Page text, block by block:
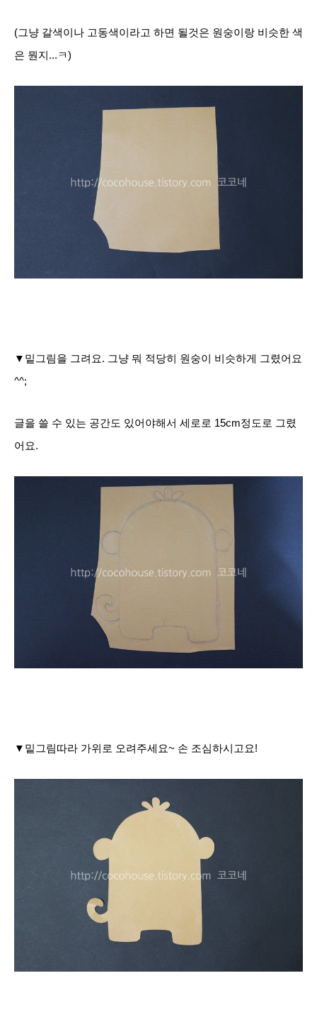
(그냥 갈색이나 고동색이라고 하면 될것은 원숭이랑 비슷한 색
은 뭔지...ㅋ)
▼밑그림을 그려요. 그냥 뭐 적당히 원숭이 비슷하게 그렸어요
^^;
글을 쓸 수 있는 공간도 있어야해서 세로로 15cm정도로 그렸
어요.
▼밑그림따라 가위로 오려주세요~ 손 조심하시고요!